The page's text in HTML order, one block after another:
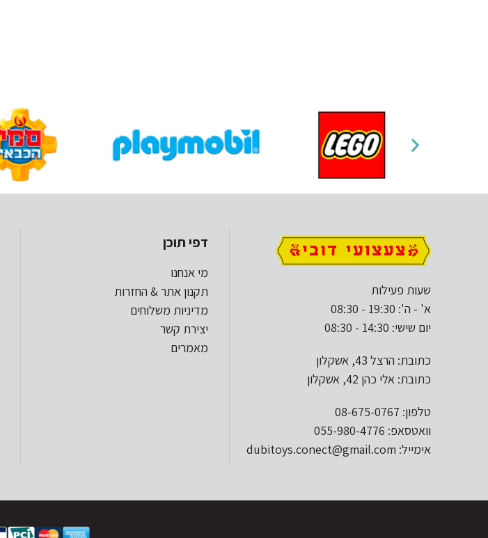
שעות פעילות
א' - ה': 19:30 - 08:30
יום שישי: 14:30 - 08:30
כתובת: הרצל 43, אשקלון
כתובת: אלי כהן 42, אשקלון
טלפון: 08-675-0767
וואטסאפ: 055-980-4776
אימייל: dubitoys.conect@gmail.com
דפי תוכן
מי אנחנו
תקנון אתר & החזרות
מדיניות משלוחים
יצירת קשר
מאמרים